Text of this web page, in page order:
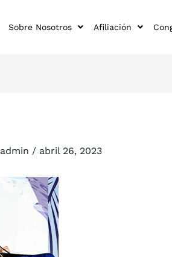
Sobre Nosotros Afiliación
admin / abril 26, 2023